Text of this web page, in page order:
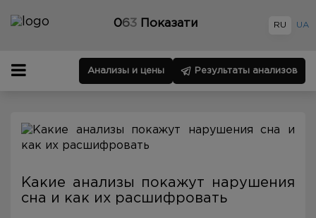
063 Показати RU UA
Анализы и цены Результаты анализов
Какие анализы покажут нарушения
сна и как их расшифровать